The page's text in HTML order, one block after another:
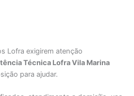
Lofra exigirem atenção
Técnica Lofra Vila Marina
para ajudar.